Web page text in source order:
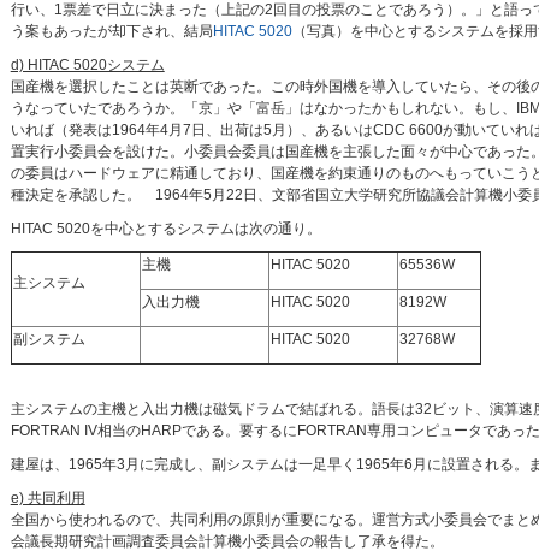
行い、1票差で日立に決まった（上記の2回目の投票のことであろう）。」と語
う案もあったが却下され、結局 HITAC 5020（写真）を中心とするシステムを採
d) HITAC 5020システム
国産機を選択したことは英断であった。この時外国機を導入していたら、その
うなっていたであろうか。「京」や「富岳」はなかったかもしれない。もし、
いれば（発表は1964年4月7日、出荷は5月）、あるいはCDC 6600が動いてい
置実行小委員会を設けた。小委員会委員は国産機を主張した面々が中心であっ
の委員はハードウェアに精通しており、国産機を約束通りのものへもっていこ
種決定を承認した。 1964年5月22日、文部省国立大学研究所協議会計算機小
HITAC 5020を中心とするシステムは次の通り。
主システム
主機 HITAC 5020 65536W
入出力機 HITAC 5020 8192W
副システム HITAC 5020 32768W
主システムの主機と入出力機は磁気ドラムで結ばれる。語長は32ビット、演算
FORTRAN IV相当のHARPである。要するにFORTRAN専用コンピュータであっ
建屋は、1965年3月に完成し、副システムは一足早く1965年6月に設置される
e) 共同利用
全国から使われるので、共同利用の原則が重要になる。運営方式小委員会でま
会議長期研究計画調査委員会計算機小委員会の報告し了承を得た。